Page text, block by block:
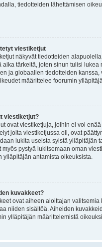
tiedotteiden lähettämisen
viestiketjut
näkyvät tiedotteiden
aika tärkeitä, joten sinun tulisi
ja globaalien tiedotteiden kanssa,
määrittelee foorumin
viestiketjut?
ovat viestiketjuja, joihin ei voi
joita viestiketjussa oli, ovat
lukita useista syistä ylläpitäjän
myös pystyä lukitsemaan oman
ylläpitäjän antamista oikeuksista.
kuvakkeet?
ovat aiheen aloittajan valitsemia
niiden sisältöä. Aiheiden
ylläpitäjän määrittelemistä